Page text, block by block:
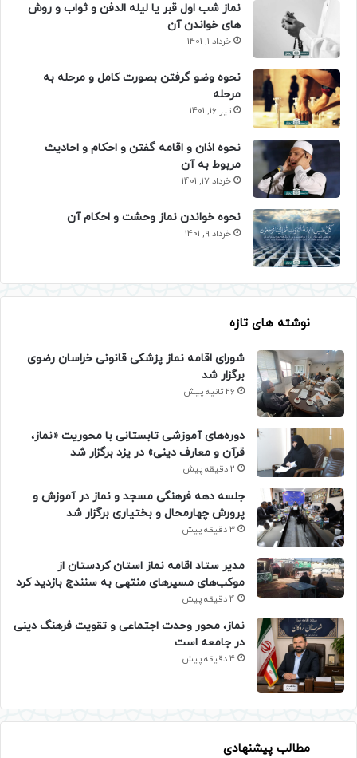
نماز شب اول قبر یا لیله الدفن و ثواب و روش
های خواندن آن
خرداد 1, 1401
نحوه وضو گرفتن بصورت کامل و مرحله به
مرحله
تیر 16, 1401
نحوه اذان و اقامه گفتن و احکام و احادیث
مربوط به آن
خرداد 17, 1401
نحوه خواندن نماز وحشت و احکام آن
خرداد 9, 1401
نوشته های تازه
شورای اقامه نماز پزشکی قانونی خراسان رضوی
برگزار شد
26 ثانیه پیش
دوره‌های آموزشی تابستانی با محوریت «نماز،
قرآن و معارف دینی» در یزد برگزار شد
2 دقیقه پیش
جلسه دهه فرهنگی مسجد و نماز در آموزش و
پرورش چهارمحال و بختیاری برگزار شد
3 دقیقه پیش
مدیر ستاد اقامه نماز استان کردستان از
موکب‌های مسیرهای منتهی به سنندج بازدید کرد
4 دقیقه پیش
نماز، محور وحدت اجتماعی و تقویت فرهنگ دینی
در جامعه است
4 دقیقه پیش
مطالب پیشنهادی